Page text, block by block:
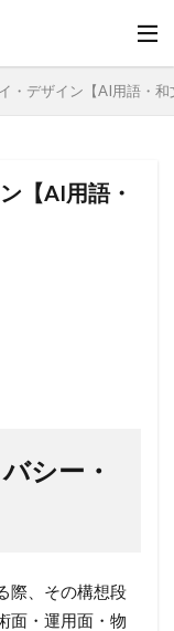
・デザイン【AI用語・和
【AI用語・
シー・
際、その構想段
面・運用面・物